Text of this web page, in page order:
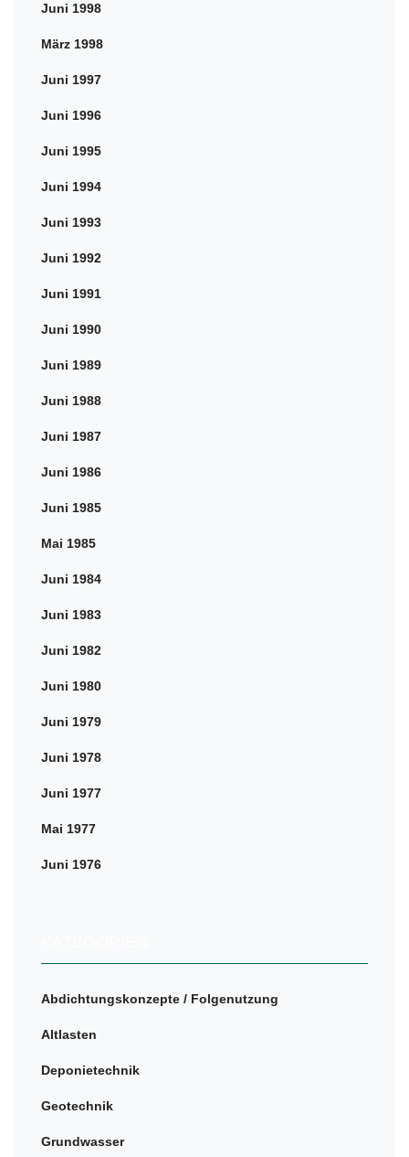
Juni 1998
März 1998
Juni 1997
Juni 1996
Juni 1995
Juni 1994
Juni 1993
Juni 1992
Juni 1991
Juni 1990
Juni 1989
Juni 1988
Juni 1987
Juni 1986
Juni 1985
Mai 1985
Juni 1984
Juni 1983
Juni 1982
Juni 1980
Juni 1979
Juni 1978
Juni 1977
Mai 1977
Juni 1976
Abdichtungskonzepte / Folgenutzung
Altlasten
Deponietechnik
Geotechnik
Grundwasser